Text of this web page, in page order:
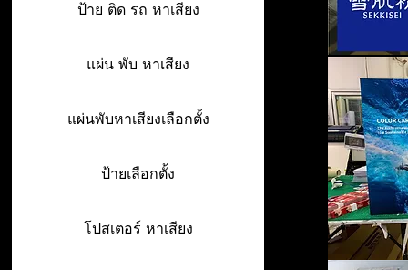
ป้าย ติด รถ หาเสียง
แผ่น พับ หาเสียง
แผ่นพับหาเสียงเลือกตั้ง
ป้ายเลือกตั้ง
โปสเตอร์ หาเสียง